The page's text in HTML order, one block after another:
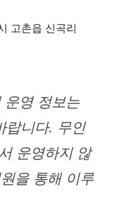
고촌읍 신곡리
운영 정보는
랍니다. 무인
운영하지 않
을 통해 이루